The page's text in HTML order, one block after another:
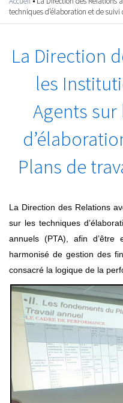
Vous êtes ici
techniques d’élaboration et de
La Direction
les
Agents
Plans de
La Direction des Relations
sur les techniques
annuels (PTA), afin
harmonisé de gestion des
consacré la logique de la